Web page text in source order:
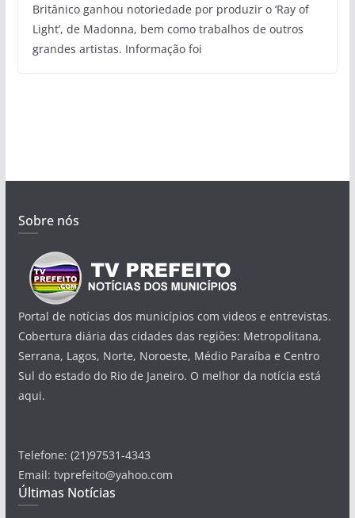
Britânico ganhou notoriedade por produzir o ‘Ray of
Light’, de Madonna, bem como trabalhos de outros
grandes artistas. Informação foi
Sobre nós
Portal de notícias dos municípios com videos e entrevistas.
Cobertura diária das cidades das regiões: Metropolitana,
Serrana, Lagos, Norte, Noroeste, Médio Paraíba e Centro
Sul do estado do Rio de Janeiro. O melhor da notícia está
aqui.
Telefone: (21)97531-4343
Email: tvprefeito@yahoo.com
Últimas Notícias